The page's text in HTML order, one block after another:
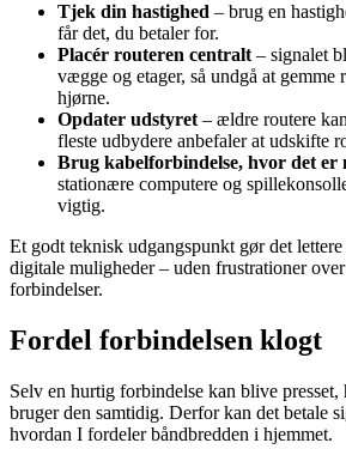
Tjek din hastighed – brug en
får det, du betaler for.
Placér routeren centralt– signalet
vægge og etager, så undgå at gemme
hjørne.
Opdater udstyret– ældre routere
fleste udbydere anbefaler at udskifte
Brug kabelforbindelse, hvor det er
stationære computere og
vigtig.
Et godt teknisk udgangspunkt gør det
digitale muligheder – uden frustrationer
forbindelser.
Fordel forbindelsen klogt
Selv en hurtig forbindelse kan blive presset,
bruger den samtidig. Derfor kan det betale
hvordan I fordeler båndbredden i hjemmet.